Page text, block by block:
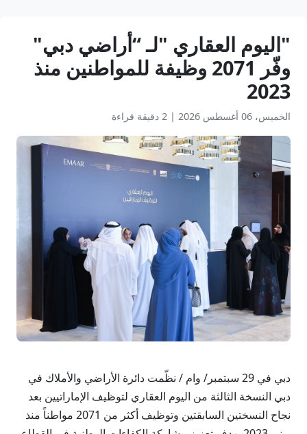
"اليوم العقاري "لـ “أراضي دبي"
وفّر 2071 وظيفة للمواطنين منذ
2023
الخميس، 06 أغسطس 2026 | 2 دقيقة قراءة
دبي في 29 سبتمبر/ وام / نظّمت دائرة الأراضي والأملاك في
دبي النسخة الثالثة من اليوم العقاري لتوظيف الإماراتيين بعد
نجاح النسختين السابقتين وتوظيف أكثر من 2071 مواطناً منذ